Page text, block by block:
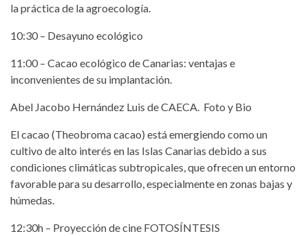
la práctica de la agroecología.
10:30 – Desayuno ecológico
11:00 – Cacao ecológico de Canarias: ventajas e
inconvenientes de su implantación.
Abel Jacobo Hernández Luis de CAECA. Foto y Bio
El cacao (Theobroma cacao) está emergiendo como un
cultivo de alto interés en las Islas Canarias debido a sus
condiciones climáticas subtropicales, que ofrecen un entorno
favorable para su desarrollo, especialmente en zonas bajas y
húmedas.
12:30h – Proyección de cine FOTOSÍNTESIS